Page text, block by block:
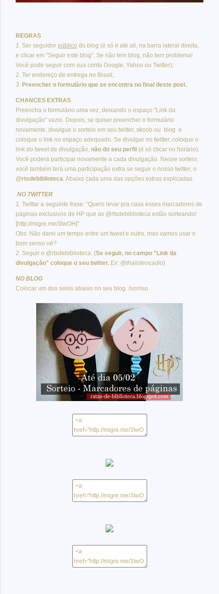
REGRAS
1. Ser seguidor público do blog (é só ir até ali, na barra lateral direita,
e clicar em “Seguir este blog”. Se não tem blog, não tem problema!
Você pode seguir com sua conta Google, Yahoo ou Twitter);
2. Ter endereço de entrega no Brasil;
3. Preencher o formulário que se encontra no final deste post.
CHANCES EXTRAS
Preencha o formulário uma vez, deixando o espaço "Link da
divulgação" vazio. Depois, se quiser preencher o formulário
novamente, divulgue o sorteio em seu twitter, skoob ou blog e
coloque o link no espaço adequado. Se divulgar no twitter, coloque o
link do tweet de divulgação, não do seu perfil (é só clicar no horário).
Você poderá participar novamente a cada divulgação. Nesse sorteio,
você também terá uma participação extra se seguir o nosso twitter, o
@rtsdebiblioteca. Abaixo cada uma das opções extras explicadas.
NO TWITTER
1. Twittar a seguinte frase: “Quero levar pra casa esses marcadores de
páginas exclusivos de HP que as @rtsdebiblioteca estão sorteando!
[http://migre.me/3IwOH]”
Obs: Não darei um tempo entre um tweet e outro, mas vamos usar o
bom senso né?
2. Seguir o @rtsdebiblioteca. (Se seguir, no campo "Link da
divulgação" coloque o seu twitter. Ex: @thaiisleocadio)
NO BLOG
Colocar um dos selos abaixo no seu blog. /sorriso